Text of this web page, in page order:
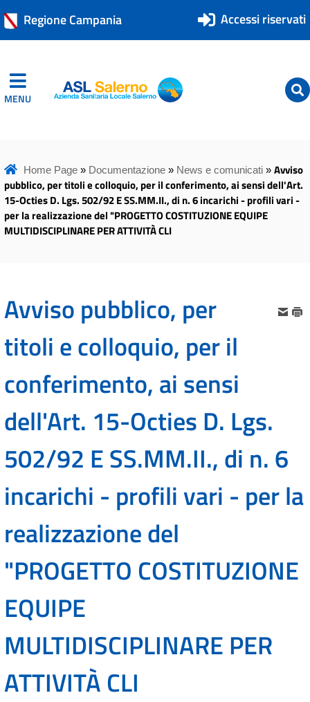
Regione Campania Accessi riservati
MENU ASL Salerno
ASL Salerno
Home Page» Documentazione» News e comunicati» Avviso
pubblico, per titoli e colloquio, per il conferimento, ai sensi dell'Art.
15-Octies D. Lgs. 502/92 E SS.MM.II., di n. 6 incarichi - profili vari -
per la realizzazione del "PROGETTO COSTITUZIONE EQUIPE
MULTIDISCIPLINARE PER ATTIVITÀ CLI
Avviso pubblico, per
titoli e colloquio, per il
conferimento, ai sensi
dell'Art. 15-Octies D. Lgs.
502/92 E SS.MM.II., di n. 6
incarichi - profili vari - per la
realizzazione del
"PROGETTO COSTITUZIONE
EQUIPE
MULTIDISCIPLINARE PER
ATTIVITÀ CLI